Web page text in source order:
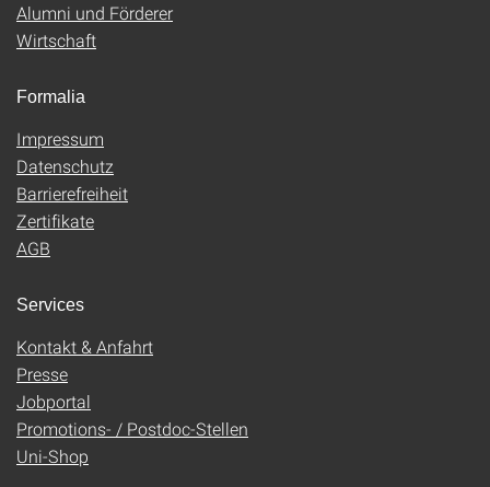
Alumni und Förderer
Wirtschaft
Formalia
Impressum
Datenschutz
Barrierefreiheit
Zertifikate
AGB
Services
Kontakt & Anfahrt
Presse
Jobportal
Promotions- / Postdoc-Stellen
Uni-Shop